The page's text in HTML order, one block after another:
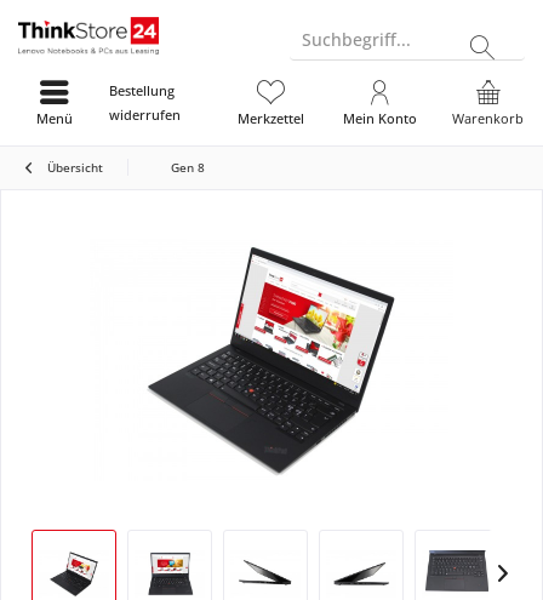
Suchbegriff...
Bestellung
widerrufen
Warenkorb
Merkzettel Mein Konto
Menü
Übersicht Gen 8